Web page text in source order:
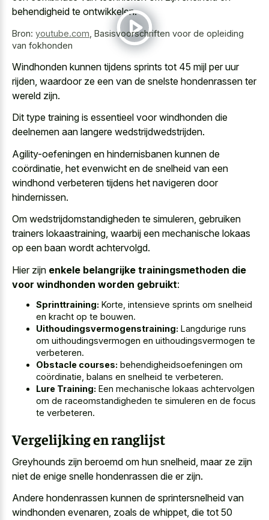
behendigheid te ontwikkelen.
Bron: youtube.com Basisvoorschriften voor de opleiding
van fokhonden
Windhonden kunnen tijdens sprints tot 45 mijl per uur
rijden, waardoor ze een van de snelste hondenrassen ter
wereld zijn.
Dit type training is essentieel voor windhonden die
deelnemen aan langere wedstrijdwedstrijden.
Agility-oefeningen en hindernisbanen kunnen de
coördinatie, het evenwicht en de snelheid van een
windhond verbeteren tijdens het navigeren door
hindernissen.
Om wedstrijdomstandigheden te simuleren, gebruiken
trainers lokaastraining, waarbij een mechanische lokaas
op een baan wordt achtervolgd.
Hier zijn enkele belangrijke trainingsmethoden die
voor windhonden worden gebruikt:
Sprinttraining: Korte, intensieve sprints om snelheid
en kracht op te bouwen.
Uithoudingsvermogenstraining: Langdurige runs
om uithoudingsvermogen en uithoudingsvermogen te
verbeteren.
Obstacle courses: behendigheidsoefeningen om
coördinatie, balans en snelheid te verbeteren.
Lure Training: Een mechanische lokaas achtervolgen
om de raceomstandigheden te simuleren en de focus
te verbeteren.
Vergelijking en ranglijst
Greyhounds zijn beroemd om hun snelheid, maar ze zijn
niet de enige snelle hondenrassen die er zijn.
Andere hondenrassen kunnen de sprintersnelheid van
windhonden evenaren, zoals de whippet, die tot 50